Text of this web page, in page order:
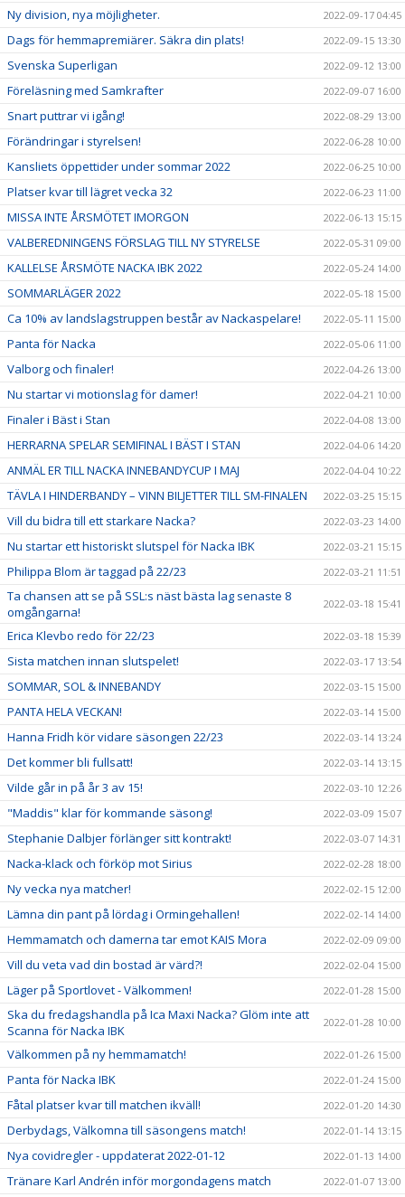
Ny division, nya möjligheter. 2022-09-17 04:45
Dags för hemmapremiärer. Säkra din plats! 2022-09-15 13:30
Svenska Superligan 2022-09-12 13:00
Föreläsning med Samkrafter 2022-09-07 16:00
Snart puttrar vi igång! 2022-08-29 13:00
Förändringar i styrelsen! 2022-06-28 10:00
Kansliets öppettider under sommar 2022 2022-06-25 10:00
Platser kvar till lägret vecka 32 2022-06-23 11:00
MISSA INTE ÅRSMÖTET IMORGON 2022-06-13 15:15
VALBEREDNINGENS FÖRSLAG TILL NY STYRELSE 2022-05-31 09:00
KALLELSE ÅRSMÖTE NACKA IBK 2022 2022-05-24 14:00
SOMMARLÄGER 2022 2022-05-18 15:00
Ca 10% av landslagstruppen består av Nackaspelare! 2022-05-11 15:00
Panta för Nacka 2022-05-06 11:00
Valborg och finaler! 2022-04-26 13:00
Nu startar vi motionslag för damer! 2022-04-21 10:00
Finaler i Bäst i Stan 2022-04-08 13:00
HERRARNA SPELAR SEMIFINAL I BÄST I STAN 2022-04-06 14:20
ANMÄL ER TILL NACKA INNEBANDYCUP I MAJ 2022-04-04 10:22
TÄVLA I HINDERBANDY – VINN BILJETTER TILL SM-FINALEN 2022-03-25 15:15
Vill du bidra till ett starkare Nacka? 2022-03-23 14:00
Nu startar ett historiskt slutspel för Nacka IBK 2022-03-21 15:15
Philippa Blom är taggad på 22/23 2022-03-21 11:51
Ta chansen att se på SSL:s näst bästa lag senaste 8
omgångarna!
2022-03-18 15:41
Erica Klevbo redo för 22/23 2022-03-18 15:39
Sista matchen innan slutspelet! 2022-03-17 13:54
SOMMAR, SOL & INNEBANDY 2022-03-15 15:00
PANTA HELA VECKAN! 2022-03-14 15:00
Hanna Fridh kör vidare säsongen 22/23 2022-03-14 13:24
Det kommer bli fullsatt! 2022-03-14 13:15
Vilde går in på år 3 av 15! 2022-03-10 12:26
"Maddis" klar för kommande säsong! 2022-03-09 15:07
Stephanie Dalbjer förlänger sitt kontrakt! 2022-03-07 14:31
Nacka-klack och förköp mot Sirius 2022-02-28 18:00
Ny vecka nya matcher! 2022-02-15 12:00
Lämna din pant på lördag i Ormingehallen! 2022-02-14 14:00
Hemmamatch och damerna tar emot KAIS Mora 2022-02-09 09:00
Vill du veta vad din bostad är värd?! 2022-02-04 15:00
Läger på Sportlovet - Välkommen! 2022-01-28 15:00
Ska du fredagshandla på Ica Maxi Nacka? Glöm inte att
Scanna för Nacka IBK
2022-01-28 10:00
Välkommen på ny hemmamatch! 2022-01-26 15:00
Panta för Nacka IBK 2022-01-24 15:00
Fåtal platser kvar till matchen ikväll! 2022-01-20 14:30
Derbydags, Välkomna till säsongens match! 2022-01-14 13:15
Nya covidregler - uppdaterat 2022-01-12 2022-01-13 14:00
Tränare Karl Andrén inför morgondagens match 2022-01-07 13:00